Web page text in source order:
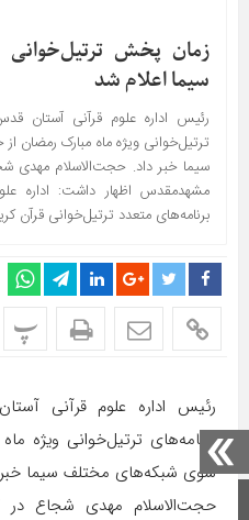
صفحه اصلی
زمان پخش
سیما اعلام شد
رئیس اداره علوم قرآنی آستان
ترتیل‌خوانی ویژه ماه مبارک
سیما خبر داد. حجت‌الاسلام مهدی
مشهدمقدس اظهار داشت: اداره
برنامه‌های متعدد‌ ترتیل‌خوانی قرآن‌
پ
رئیس اداره علوم قرآنی
برنامه‌های ترتیل‌خوانی ویژه
سوی شبکه‌های مختلف سیما خبر
حجت‌الاسلام مهدی شجاع در